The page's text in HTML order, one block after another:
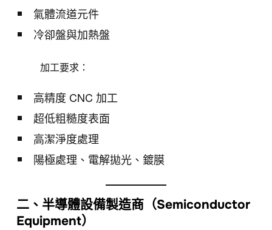
氣體流道元件
冷卻盤與加熱盤
加工要求：
高精度 CNC 加工
超低粗糙度表面
高潔淨度處理
陽極處理、電解拋光、鍍膜
二、半導體設備製造商（Semiconductor
Equipment）